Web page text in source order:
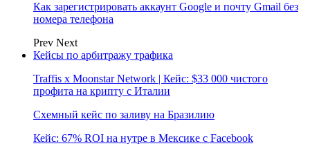
Как зарегистрировать аккаунт Google и почту Gmail без
номера телефона
Prev Next
Кейсы по арбитражу трафика
Traffis x Moonstar Network | Кейс: $33 000 чистого
профита на крипту с Италии
Схемный кейс по заливу на Бразилию
Кейс: 67% ROI на нутре в Мексике с Facebook